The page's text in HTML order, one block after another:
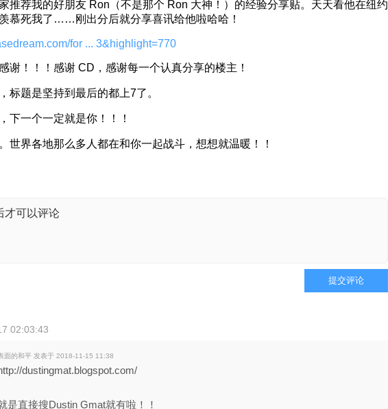
推荐我的好朋友 Ron（不是那个 Ron 大神！）的经验分享贴。天天看他在纽约
慕死我了……刚出分后就分享喜讯给他啦哈哈！
for ... 3&highlight=770
谢！！！感谢 CD，感谢每一个认真分享的楼主！
标题是坚持到最后的都上7了。
下一个一定就是你！！！
世界各地那么多人都在和你一起战斗，想想就温暖！！
才可以评论
提交评论
02:03:43
面的和平 发表于 2018-11-15 11:38
dustingmat.blogspot.com/
是直接搜Dustin Gmat就有啦！！